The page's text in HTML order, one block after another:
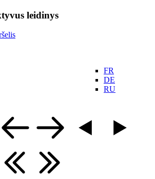
leidinys
FR
DE
RU